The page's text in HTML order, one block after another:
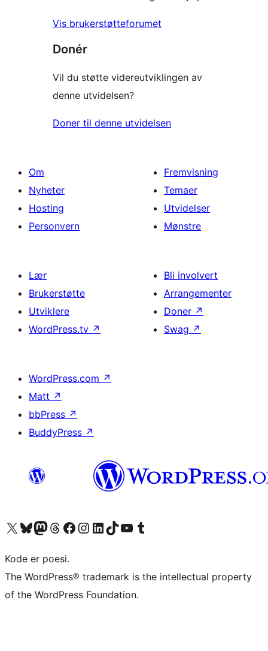
Vis brukerstøtteforumet
Donér
Vil du støtte videreutviklingen av
denne utvidelsen?
Doner til denne utvidelsen
Om
Nyheter
Hosting
Personvern
Fremvisning
Temaer
Utvidelser
Mønstre
Lær
Brukerstøtte
Utviklere
WordPress.tv ↗
Bli involvert
Arrangementer
Doner ↗
Swag ↗
WordPress.com ↗
Matt ↗
bbPress ↗
BuddyPress ↗
Besøk vår konto på X Visit our Bluesky account
Besøk vår Mastodon-konto
Visit our Threads account
Besøk vår Facebook-sideBesøk vår Instagram-konto
Besøk vår LinkedIn-konto
Visit our TikTok account
Visit our YouTube channel
Visit our Tumblr account
Kode er poesi.
The WordPress® trademark is the intellectual property
of the WordPress Foundation.